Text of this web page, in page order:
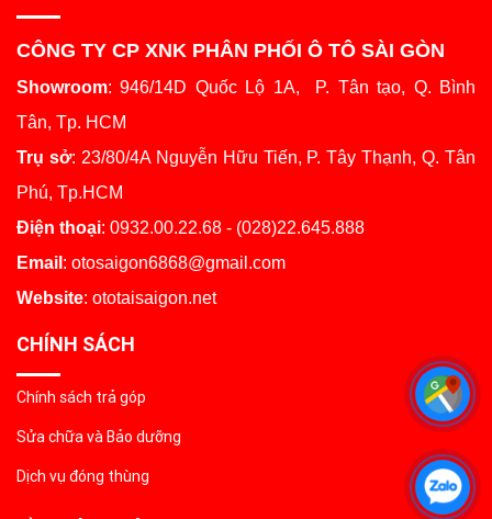
CÔNG TY CP XNK PHÂN PHỐI Ô TÔ SÀI GÒN
Showroom: 946/14D Quốc Lộ 1A, P. Tân tạo, Q. Bình
Tân, Tp. HCM
Trụ sở: 23/80/4A Nguyễn Hữu Tiến, P. Tây Thạnh, Q. Tân
Phú, Tp.HCM
Điện thoại: 0932.00.22.68 - (028)22.645.888
Email : otosaigon6868@gmail.com
Website: ototaisaigon.net
CHÍNH SÁCH
Chính sách trả góp
Sửa chữa và Bảo dưỡng
Dịch vụ đóng thùng